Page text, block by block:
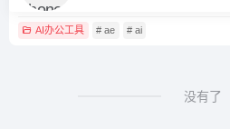
AI办公工具 # ae # ai
没有了